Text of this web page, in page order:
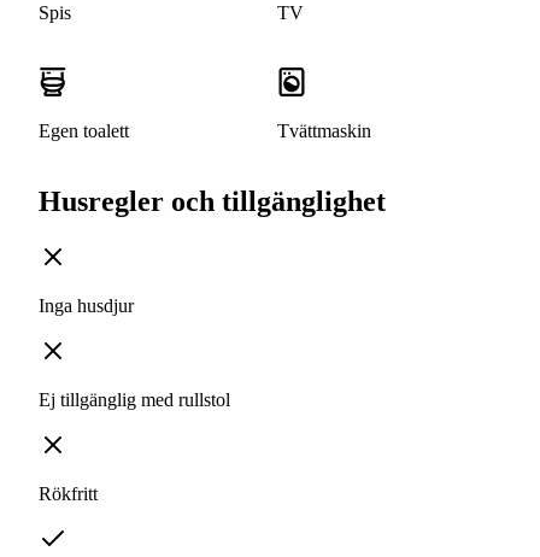
Spis TV
Egen toalett Tvättmaskin
Husregler och tillgänglighet
Inga husdjur
Ej tillgänglig med rullstol
Rökfritt